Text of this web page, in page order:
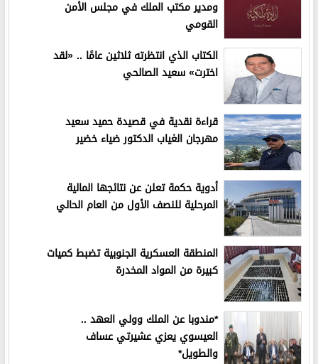
ومدير مكتب الملك في مجلس الأمن
القومي
الكتاب الذي انتظرته ثلاثين عامًا .. «لقد
اخترت» سعيد الصالحي
قراءة نقدية في قصيدة حميد سعيد
مهرجان الغياب الدكتور ضياء خضير
أدوية حكمة تعلن عن نتائجها المالية
المرحلية للنصف الأول من العام الحالي
المنطقة العسكرية الجنوبية تضبط كميات
كبيرة من المواد المخدرة
*مندوبا عن الملك وولي العهد ..
العيسوي يعزي عشيرتي عساف
والطويل*